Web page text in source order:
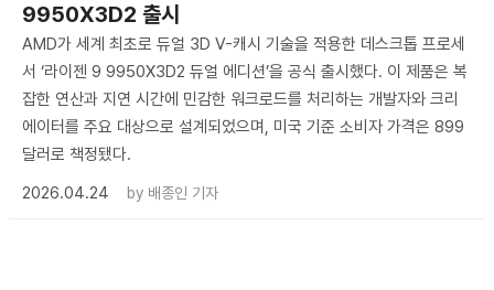
9950X3D2 출시
AMD가 세계 최초로 듀얼 3D V-캐시 기술을 적용한 데스크톱 프로세
서 ‘라이젠 9 9950X3D2 듀얼 에디션’을 공식 출시했다. 이 제품은 복
잡한 연산과 지연 시간에 민감한 워크로드를 처리하는 개발자와 크리
에이터를 주요 대상으로 설계되었으며, 미국 기준 소비자 가격은 899
달러로 책정됐다.
2026.04.24
by 배종인 기자